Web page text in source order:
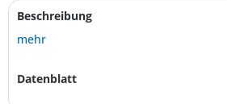
Beschreibung
mehr
Datenblatt